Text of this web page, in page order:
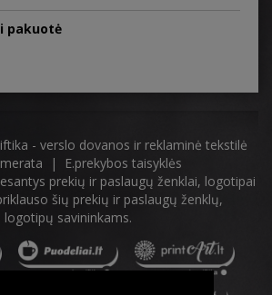
pakuotė
- verslo dovanos ir reklaminė tekstilė
|
E.prekybos taisyklės
prekių ir paslaugų ženklai, logotipai
šių prekių ir paslaugų ženklų,
logotipų savininkams.